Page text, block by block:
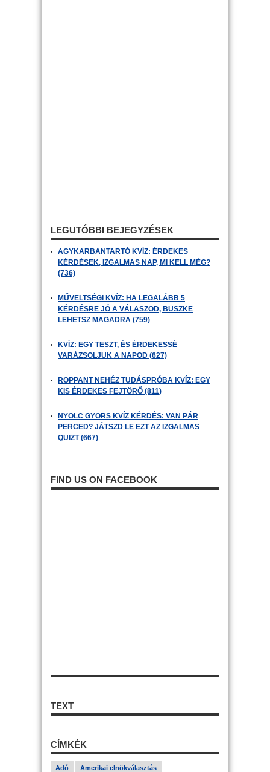
LEGUTÓBBI BEJEGYZÉSEK
AGYKARBANTARTÓ KVÍZ: ÉRDEKES
KÉRDÉSEK, IZGALMAS NAP, MI KELL MÉG?
(736)
MŰVELTSÉGI KVÍZ: HA LEGALÁBB 5
KÉRDÉSRE JÓ A VÁLASZOD, BÜSZKE
LEHETSZ MAGADRA (759)
KVÍZ: EGY TESZT, ÉS ÉRDEKESSÉ
VARÁZSOLJUK A NAPOD (627)
ROPPANT NEHÉZ TUDÁSPRÓBA KVÍZ: EGY
KIS ÉRDEKES FEJTÖRŐ (811)
NYOLC GYORS KVÍZ KÉRDÉS: VAN PÁR
PERCED? JÁTSZD LE EZT AZ IZGALMAS
QUIZT (667)
FIND US ON FACEBOOK
TEXT
CÍMKÉK
Adó Amerikai elnökválasztás